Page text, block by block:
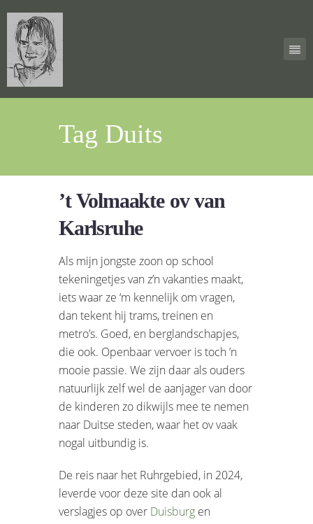
Tag Duits
’t Volmaakte ov van
Karlsruhe
Als mijn jongste zoon op school
tekeningetjes van z’n vakanties maakt,
iets waar ze ‘m kennelijk om vragen,
dan tekent hij trams, treinen en
metro’s. Goed, en berglandschapjes,
die ook. Openbaar vervoer is toch ’n
mooie passie. We zijn daar als ouders
natuurlijk zelf wel de aanjager van door
de kinderen zo dikwijls mee te nemen
naar Duitse steden, waar het ov vaak
nogal uitbundig is.
De reis naar het Ruhrgebied, in 2024,
leverde voor deze site dan ook al
verslagjes op over Duisburg en